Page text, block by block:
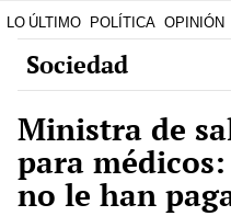
LO ÚLTIMO POLÍTICA OPINIÓN
Sociedad
Ministra de
para
no le han